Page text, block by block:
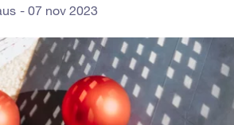
07 nov 2023